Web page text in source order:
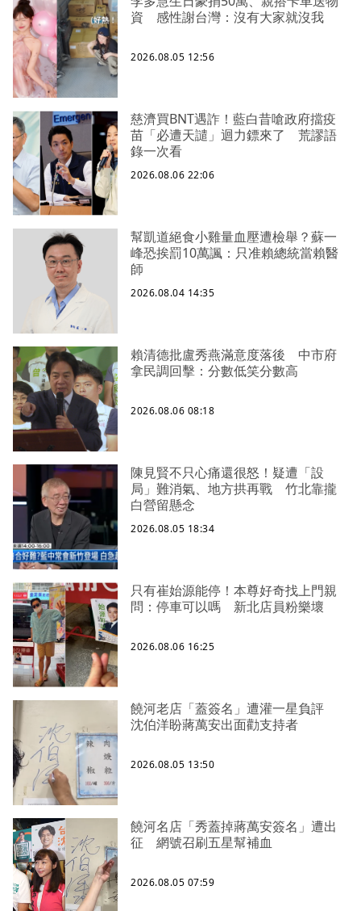
資 感性謝台灣：沒有大家就沒我
2026.08.05 12:56
慈濟買BNT遇詐！藍白昔嗆政府擋疫
苗「必遭天譴」迴力鏢來了 荒謬語
錄一次看
2026.08.06 22:06
幫凱道絕食小雞量血壓遭檢舉？蘇一
峰恐挨罰10萬諷：只准賴總統當賴醫
師
2026.08.04 14:35
賴清德批盧秀燕滿意度落後 中市府
拿民調回擊：分數低笑分數高
2026.08.06 08:18
陳見賢不只心痛還很怒！疑遭「設
局」難消氣、地方拱再戰 竹北靠攏
白營留懸念
2026.08.05 18:34
只有崔始源能停！本尊好奇找上門親
問：停車可以嗎 新北店員粉樂壞
2026.08.06 16:25
饒河老店「蓋簽名」遭灌一星負評
沈伯洋盼蔣萬安出面勸支持者
2026.08.05 13:50
饒河名店「秀蓋掉蔣萬安簽名」遭出
征 網號召刷五星幫補血
2026.08.05 07:59